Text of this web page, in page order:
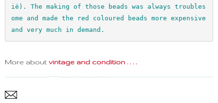
ië). The making of those beads was always troubles
ome and made the red coloured beads more expensive
and very much in demand.
More about vintage and condition . . . .